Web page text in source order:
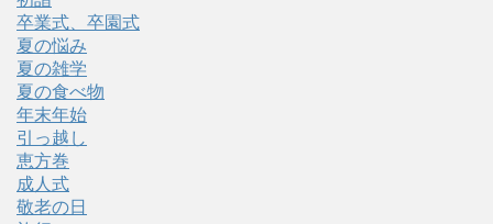
卒業式、卒園式
夏の悩み
夏の雑学
夏の食べ物
年末年始
引っ越し
恵方巻
成人式
敬老の日